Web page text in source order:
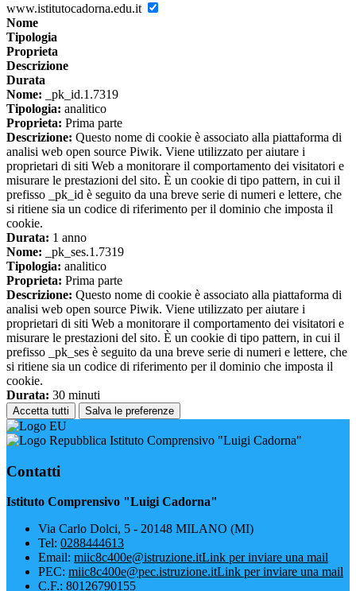
www.istitutocadorna.edu.it
Nome
Tipologia
Proprieta
Descrizione
Durata
Nome: _pk_id.1.7319
Tipologia: analitico
Proprieta: Prima parte
Descrizione: Questo nome di cookie è associato alla piattaforma di
analisi web open source Piwik. Viene utilizzato per aiutare i
proprietari di siti Web a monitorare il comportamento dei visitatori e
misurare le prestazioni del sito. È un cookie di tipo pattern, in cui il
prefisso _pk_id è seguito da una breve serie di numeri e lettere, che
si ritiene sia un codice di riferimento per il dominio che imposta il
cookie.
Durata: 1 anno
Nome: _pk_ses.1.7319
Tipologia: analitico
Proprieta: Prima parte
Descrizione: Questo nome di cookie è associato alla piattaforma di
analisi web open source Piwik. Viene utilizzato per aiutare i
proprietari di siti Web a monitorare il comportamento dei visitatori e
misurare le prestazioni del sito. È un cookie di tipo pattern, in cui il
prefisso _pk_ses è seguito da una breve serie di numeri e lettere, che
si ritiene sia un codice di riferimento per il dominio che imposta il
cookie.
Durata: 30 minuti
Accetta tutti Salva le preferenze
Istituto Comprensivo "Luigi Cadorna"
Contatti
Istituto Comprensivo "Luigi Cadorna"
Via Carlo Dolci, 5 - 20148 MILANO (MI)
Tel: 0288444613
Email: miic8c400e@istruzione.itLink per inviare una mail
PEC: miic8c400e@pec.istruzione.itLink per inviare una mail
C.F.: 80126790155